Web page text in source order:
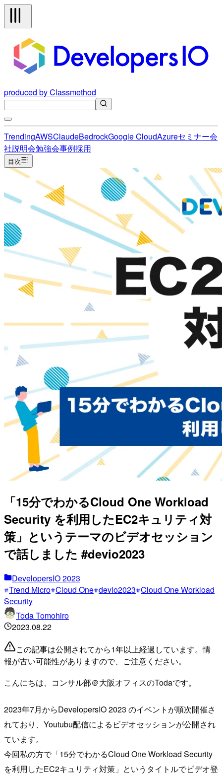
produced by Classmethod
TrendingAWSClaudeBedrockGoogle CloudAzureセミナー会
社説明会勉強会事例採用
目次
「15分でわかるCloud One Workload
Security を利用したEC2キュリティ対
策」というテーマのビデオセッション
で話しました #devio2023
DevelopersIO 2023
Trend Micro Cloud One devio2023 Cloud One Workload
Security
Toda Tomohiro
2023.08.22
この記事は公開されてから1年以上経過しています。情
報が古い可能性がありますので、ご注意ください。
こんにちは、コンサル部＠大阪オフィスのTodaです。
2023年7月からDevelopersIO 2023 のイベントが順次開催さ
れており、Youtubu配信によるビデオセッションが公開され
ています。
今回私の方で「15分でわかるCloud One Workload Security
を利用したEC2キュリティ対策」というタイトルでビデオ登